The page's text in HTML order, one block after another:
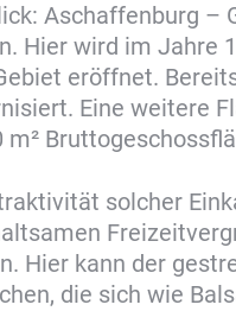
Aschaffenburg –
Hier wird im Jahre
eröffnet.
Eine weitere
m²
solcher
Hier kann der
die sich wie